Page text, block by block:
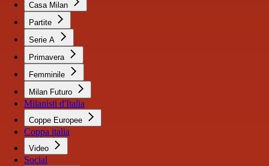
Casa Milan
Partite
Serie A
Primavera
Femminile
Milan Futuro
Milanisti d'Italia
Coppe Europee
Coppa italia
Video
Social